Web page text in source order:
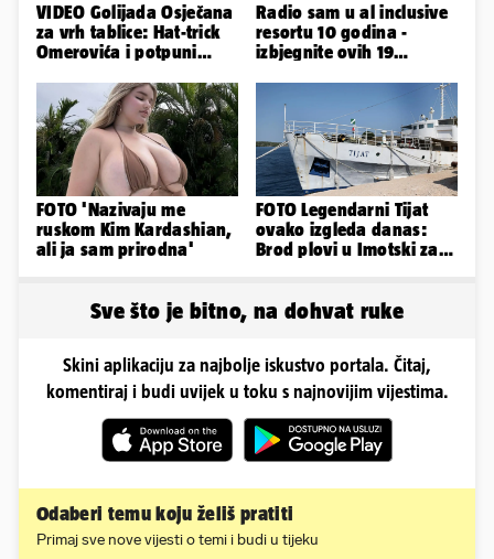
VIDEO Golijada Osječana
za vrh tablice: Hat-trick
Omerovića i potpuni
Radio sam u al inclusive
resortu 10 godina -
izbjegnite ovih 19
FOTO 'Nazivaju me
ruskom Kim Kardashian,
ali ja sam prirodna'
FOTO Legendarni Tijat
ovako izgleda danas:
Brod plovi u Imotski za
Sve što je bitno, na dohvat ruke
Skini aplikaciju za najbolje iskustvo portala. Čitaj,
komentiraj i budi uvijek u toku s najnovijim vijestima.
Odaberi temu koju želiš pratiti
Primaj sve nove vijesti o temi i budi u tijeku